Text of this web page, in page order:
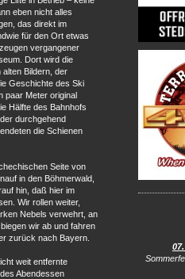
eben nicht alles
das direkt im
für den Ort etwas
vergangener
Dort wird die
Bildern, der
Geschichte des Ski
paar Meter original
Hälfte des Bahnhofs
durchgehend
die Schienen
Seite von
in den Böhmerwald,
hin, daß hier im
Wir rollen weiter,
Nebels verwehrt, an
wir ab und fahren
zurück nach Bayern.
weit entfernte
Abendessen